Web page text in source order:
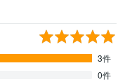
3件
0件